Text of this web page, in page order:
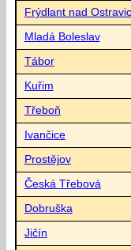
Frýdlant nad
Mladá Boleslav
Tábor
Kuřim
Třeboň
Ivančice
Prostějov
Česká Třebová
Dobruška
Jičín